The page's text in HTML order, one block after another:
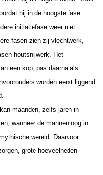
hij in de hoogste fase
initiatiefase weer met
fasen zien zij vlechtwerk,
houtsnijwerk. Het
een kop, pas daarna als
worden eerst liggend
maanden, zelfs jaren in
wanneer de mannen oog in
wereld. Daarvoor
grote hoeveelheden